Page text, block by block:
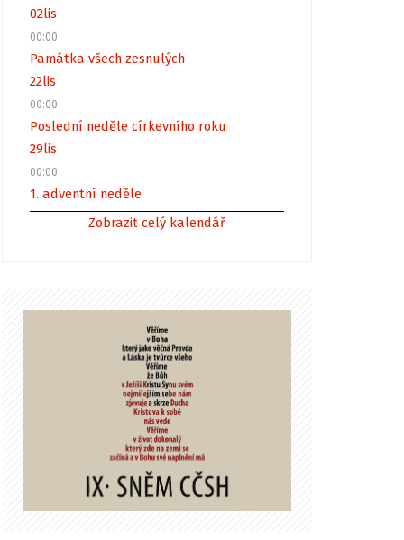
02lis
00:00
Památka všech zesnulých
22lis
00:00
Poslední neděle církevního roku
29lis
00:00
1. adventní neděle
Zobrazit celý kalendář